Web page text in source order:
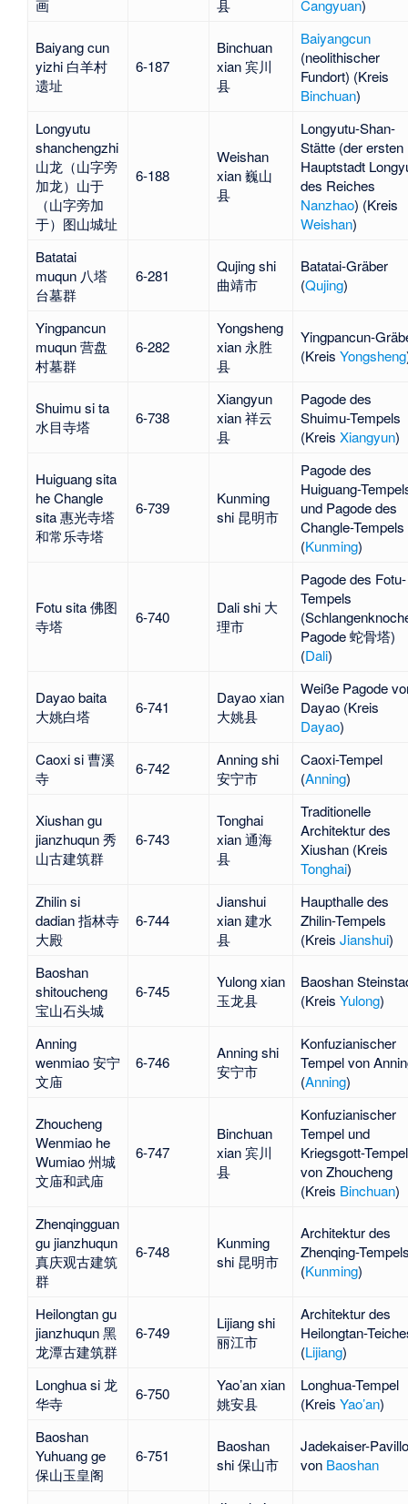
画 县 Cangyuan)
Baiyang cun
yizhi 白羊村
遗址
6-187
Binchuan
xian 宾川
县
Baiyangcun
(neolithischer
Fundort) (Kreis
Binchuan)
Longyutu
shanchengzhi
山龙（山字旁
加龙）山于
（山字旁加
于）图山城址
6-188
Weishan
xian 巍山
县
Longyutu-Shan-
Stätte (der ersten
Hauptstadt
des Reiches
Nanzhao) (Kreis
Weishan)
Batatai
muqun 八塔
台墓群
6-281
Qujing shi
曲靖市
Batatai-Gräber
(Qujing)
Yingpancun
muqun 营盘
村墓群
6-282
Yongsheng
xian 永胜
县
Yingpancun-
(Kreis Yongsheng
Shuimu si ta
水目寺塔
6-738
Xiangyun
xian 祥云
县
Pagode des
Shuimu-Tempels
(Kreis Xiangyun)
Huiguang sita
he Changle
sita 惠光寺塔
和常乐寺塔
6-739
Kunming
shi 昆明市
Pagode des
Huiguang-
und Pagode des
Changle-Tempels
(Kunming)
Fotu sita 佛图
寺塔
6-740
Dali shi 大
理市
Pagode des Fotu-
Tempels
(
Pagode蛇骨塔)
(Dali)
Dayao baita
大姚白塔
6-741
Dayao xian
大姚县
Weiße Pagode
Dayao (Kreis
Dayao)
Caoxi si 曹溪
寺
6-742
Anning shi
安宁市
Caoxi-Tempel
(Anning)
Xiushan gu
jianzhuqun 秀
山古建筑群
6-743
Tonghai
xian 通海
县
Traditionelle
Architektur des
Xiushan (Kreis
Tonghai)
Zhilin si
dadian 指林寺
大殿
6-744
Jianshui
xian 建水
县
Haupthalle des
Zhilin-Tempels
(Kreis Jianshui)
Baoshan
shitoucheng
宝山石头城
6-745
Yulong xian
玉龙县
Baoshan
(Kreis Yulong)
Anning
wenmiao 安宁
文庙
6-746
Anning shi
安宁市
Konfuzianischer
Tempel von
(Anning)
Zhoucheng
Wenmiao he
Wumiao 州城
文庙和武庙
6-747
Binchuan
xian 宾川
县
Konfuzianischer
Tempel und
Kriegsgott-Tempel
von Zhoucheng
(Kreis Binchuan)
Zhenqingguan
gu jianzhuqun
真庆观古建筑
群
6-748
Kunming
shi 昆明市
Architektur des
Zhenqing-
(Kunming)
Heilongtan gu
jianzhuqun 黑
龙潭古建筑群
6-749
Lijiang shi
丽江市
Architektur des
Heilongtan-
(Lijiang)
Longhua si 龙
华寺
6-750
Yao’an xian
姚安县
Longhua-Tempel
(Kreis Yao’an)
Baoshan
Yuhuang ge
保山玉皇阁
6-751
Baoshan
shi 保山市
Jadekaiser-
von Baoshan